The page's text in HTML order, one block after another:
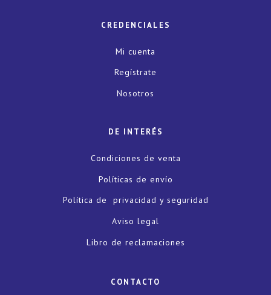
CREDENCIALES
Mi cuenta
Regístrate
Nosotros
DE INTERÉS
Condiciones de venta
Políticas de envío
Política de privacidad y seguridad
Aviso legal
Libro de reclamaciones
CONTACTO